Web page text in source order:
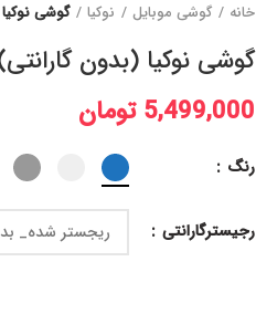
خانه گوشی موبایل نوکیا گوشی نوکیا
گوشی نوکیا (بدون
5,499,000 تومان
رنگ
رجیسترگارانتی